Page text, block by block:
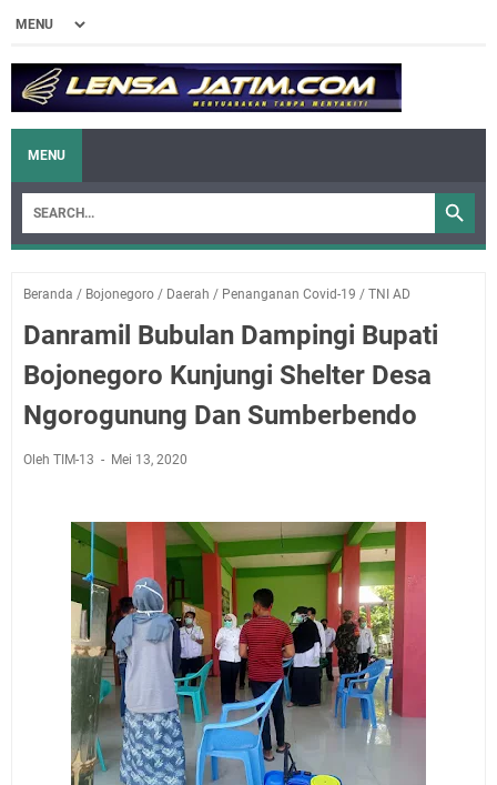
MENU
Beranda / Bojonegoro / Daerah / Penanganan Covid-19 / TNI AD
Danramil Bubulan Dampingi Bupati
Bojonegoro Kunjungi Shelter Desa
Ngorogunung Dan Sumberbendo
Oleh TIM-13 Mei 13, 2020